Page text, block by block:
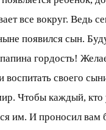
все вокруг. Ведь
появился сын.
гордость!
воспитать своего
Чтобы каждый, кто
им. И проносил вам